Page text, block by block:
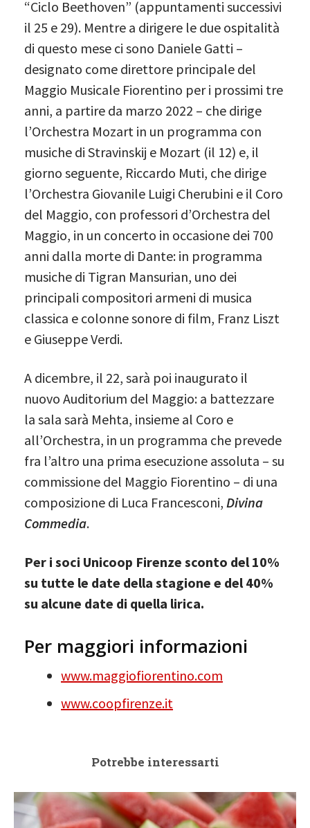
“Ciclo Beethoven” (appuntamenti successivi
il 25 e 29). Mentre a dirigere le due ospitalità
di questo mese ci sono Daniele Gatti –
designato come direttore principale del
Maggio Musicale Fiorentino per i prossimi tre
anni, a partire da marzo 2022 – che dirige
l’Orchestra Mozart in un programma con
musiche di Stravinskij e Mozart (il 12) e, il
giorno seguente, Riccardo Muti, che dirige
l’Orchestra Giovanile Luigi Cherubini e il Coro
del Maggio, con professori d’Orchestra del
Maggio, in un concerto in occasione dei 700
anni dalla morte di Dante: in programma
musiche di Tigran Mansurian, uno dei
principali compositori armeni di musica
classica e colonne sonore di film, Franz Liszt
e Giuseppe Verdi.
A dicembre, il 22, sarà poi inaugurato il
nuovo Auditorium del Maggio: a battezzare
la sala sarà Mehta, insieme al Coro e
all’Orchestra, in un programma che prevede
fra l’altro una prima esecuzione assoluta – su
commissione del Maggio Fiorentino – di una
composizione di Luca Francesconi, Divina
Commedia.
Per i soci Unicoop Firenze sconto del 10%
su tutte le date della stagione e del 40%
su alcune date di quella lirica.
Per maggiori informazioni
www.maggiofiorentino.com
www.coopfirenze.it
Potrebbe interessarti